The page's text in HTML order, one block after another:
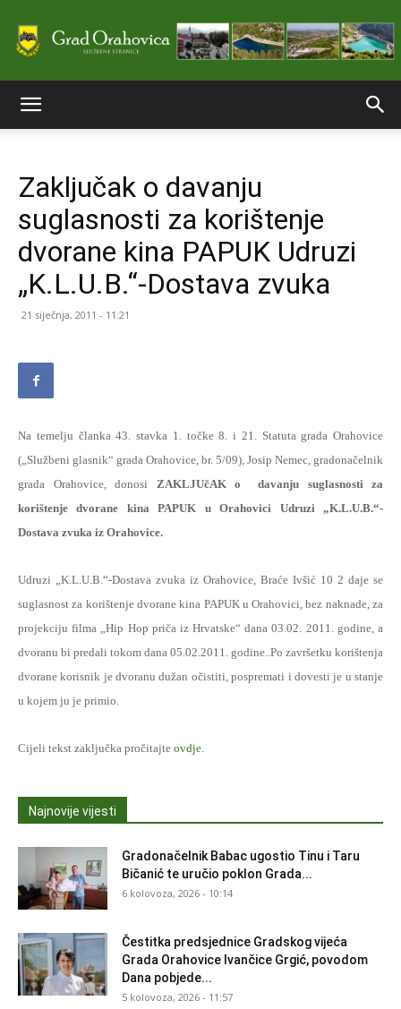
stranice
Grada
Zaključak o davanju
suglasnosti za korištenje
dvorane kina PAPUK Udruzi
„K.L.U.B.“-Dostava zvuka
21 siječnja, 2011 - 11:21
Na temelju članka 43. stavka 1. točke 8. i 21. Statuta grada Orahovice
(„Službeni glasnik“ grada Orahovice, br. 5/09), Josip Nemec, gradonačelnik
grada Orahovice, donosi ZAKLJUčAK o
davanju suglasnosti za
korištenje dvorane kina PAPUK u Orahovici Udruzi „K.L.U.B.“-
Dostava zvuka iz Orahovice.
Udruzi „K.L.U.B.“-Dostava zvuka iz Orahovice, Braće Ivšić 10 2 daje se
suglasnost za korištenje dvorane kina PAPUK u Orahovici, bez naknade, za
projekciju filma „Hip Hop priča iz Hrvatske“ dana 03.02. 2011. godine, a
dvoranu bi predali tokom dana 05.02.2011. godine..Po završetku korištenja
dvorane korisnik je dvoranu dužan očistiti, pospremati i dovesti je u stanje
u kojem ju je primio.
Cijeli tekst zaključka pročitajte ovdje.
Najnovije vijesti
Gradonačelnik Babac ugostio Tinu i Taru
Bičanić te uručio poklon Grada...
6 kolovoza, 2026 - 10:14
Čestitka predsjednice Gradskog vijeća
Grada Orahovice Ivančice Grgić, povodom
Dana pobjede...
5 kolovoza, 2026 - 11:57